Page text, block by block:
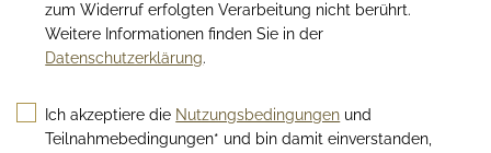
zum Widerruf erfolgten Verarbeitung nicht berührt.
Weitere Informationen finden Sie in der
Datenschutzerklärung.
Ich akzeptiere die Nutzungsbedingungen und
Teilnahmebedingungen* und bin damit einverstanden,